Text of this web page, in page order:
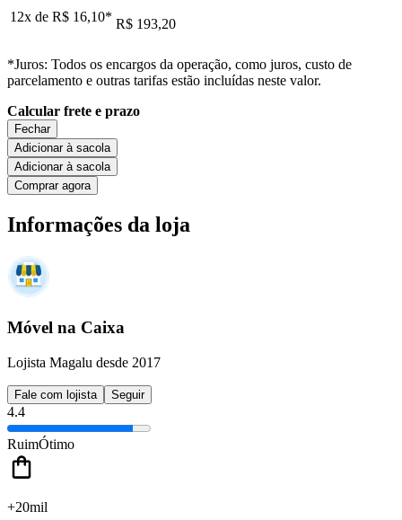
12x de R$ 16,10* R$ 193,20
*Juros: Todos os encargos da operação, como juros, custo de
parcelamento e outras tarifas estão incluídas neste valor.
Calcular frete e prazo
Fechar
Adicionar à sacola
Adicionar à sacola
Comprar agora
Informações da loja
Móvel na Caixa
Lojista Magalu desde 2017
Fale com lojista Seguir
4.4
RuimÓtimo
+20mil